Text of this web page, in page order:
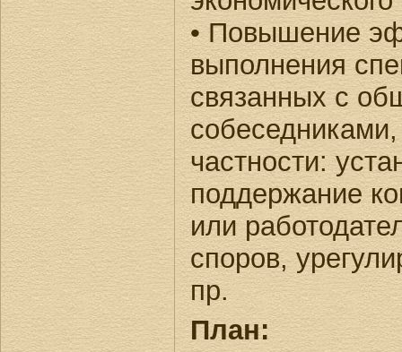
• Повышение
выполнения
связанных с
частности:
поддержание
или
споров,
пр.
План: